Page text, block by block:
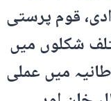
قوم پرستی
شکلوں میں
میں عملی